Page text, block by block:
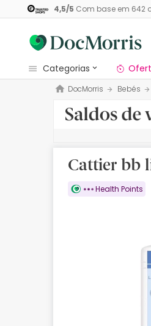
4,5/5 Com base em 642
categorias
Dermocosmetica
Nossa marca
Medicamentos
Cosmética
DocMorris Bebés
Cattier bb
Health Points